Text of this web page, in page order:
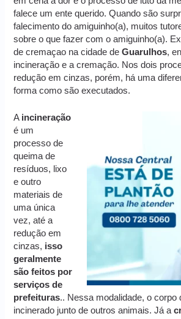
falece um ente querido. Quando são
falecimento do amiguinho(a), muitos
sobre o que fazer com o amiguinho(a).
de cremaçao na cidade deGuarulhos,
incineração e a cremação. Nos dois
redução em cinzas, porém, há uma
forma como são executados.
A incineração
é um
processo de
queima de
resíduos, lixo
e outro
materiais de
uma única
vez, até a
redução em
cinzas, isso
geralmente
são feitos por
serviços de
prefeituras.. Nessa modalidade, o corpo
incinerado junto de outros animais. Já a